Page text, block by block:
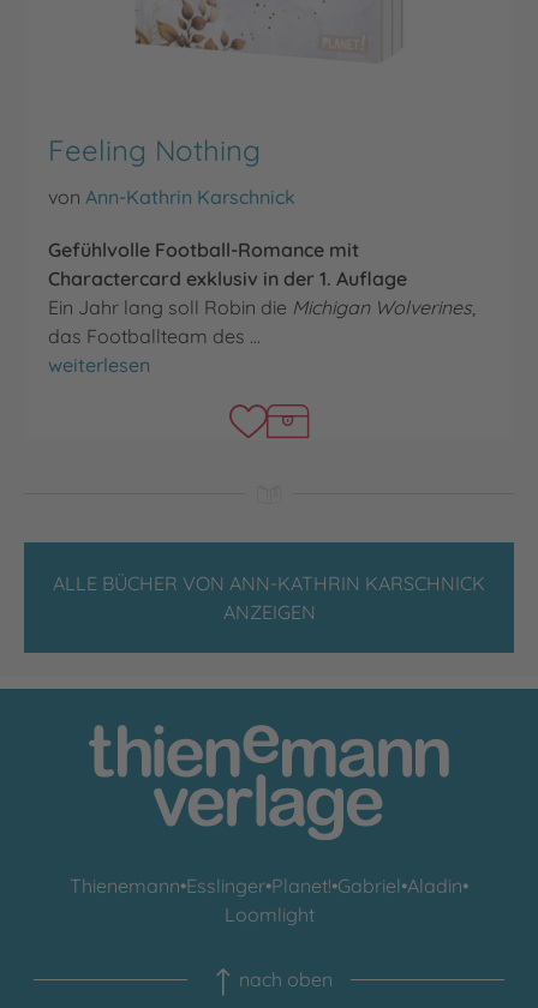
Feeling Nothing
von Ann-Kathrin Karschnick
Gefühlvolle Football-Romance mit
Charactercard exklusiv in der 1. Auflage
Ein Jahr lang soll Robin die Michigan Wolverines
das Footballteam des …
Feeling Nothing
weiterlesen
ALLE BÜCHER VON ANN-KATHRIN KARSCHNICK
ANZEIGEN
Thienemann•Esslinger•Planet!•Gabriel•Aladin•
Loomlight
nach oben